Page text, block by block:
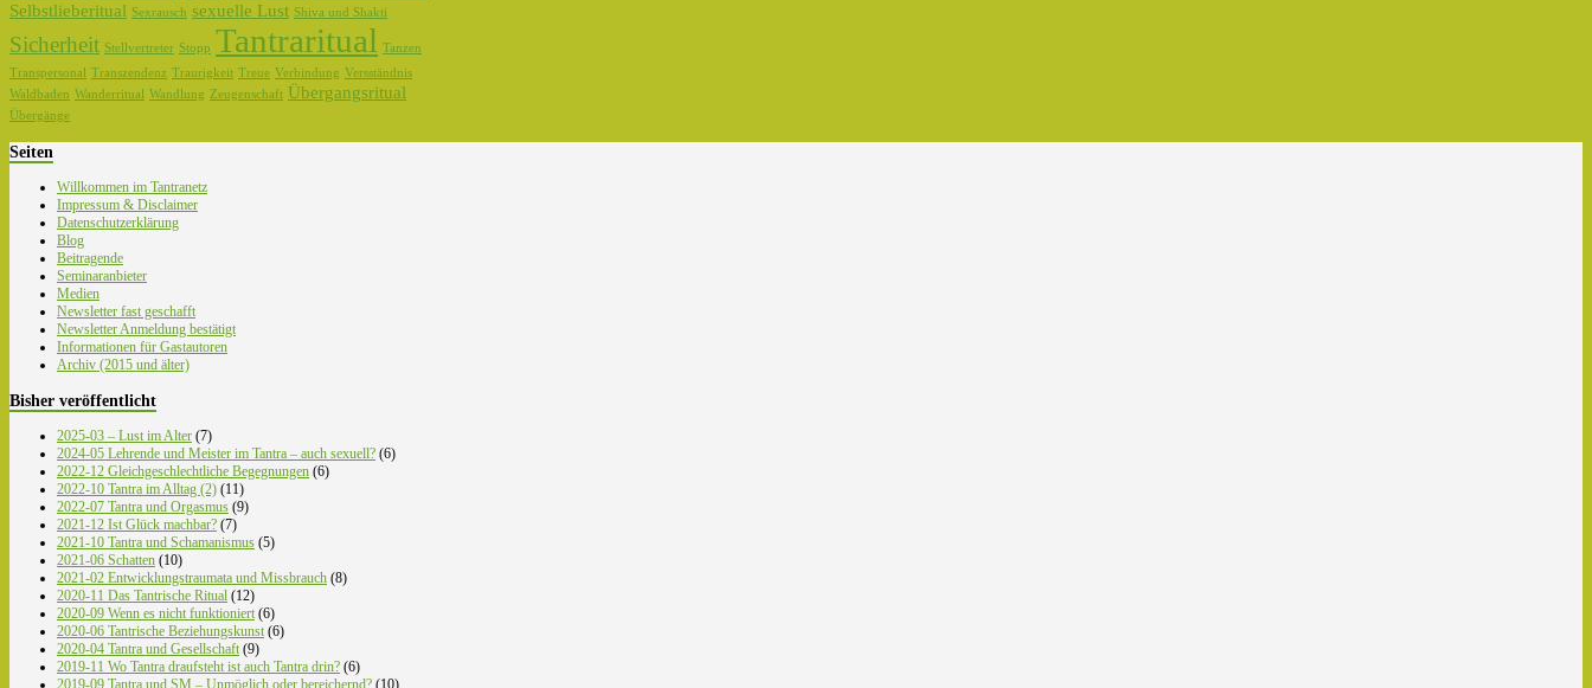
Selbstlieberitual Sexrausch sexuelle Lust Shiva und Shakti
Sicherheit Stellvertreter Stopp Tantraritual Tanzen
Transpersonal Transzendenz Traurigkeit Treue Verbindung Versständnis
Waldbaden Wanderritual Wandlung Zeugenschaft Übergangsritual
Übergänge
Seiten
Willkommen im Tantranetz
Impressum & Disclaimer
Datenschutzerklärung
Blog
Beitragende
Seminaranbieter
Medien
Newsletter fast geschafft
Newsletter Anmeldung bestätigt
Informationen für Gastautoren
Archiv (2015 und älter)
Bisher veröffentlicht
2025-03 – Lust im Alter (7)
2024-05 Lehrende und Meister im Tantra – auch sexuell? (6)
2022-12 Gleichgeschlechtliche Begegnungen (6)
2022-10 Tantra im Alltag (2) (11)
2022-07 Tantra und Orgasmus (9)
2021-12 Ist Glück machbar? (7)
2021-10 Tantra und Schamanismus (5)
2021-06 Schatten (10)
2021-02 Entwicklungstraumata und Missbrauch (8)
2020-11 Das Tantrische Ritual (12)
2020-09 Wenn es nicht funktioniert (6)
2020-06 Tantrische Beziehungskunst (6)
2020-04 Tantra und Gesellschaft (9)
2019-11 Wo Tantra draufsteht ist auch Tantra drin? (6)
2019-09 Tantra und SM – Unmöglich oder bereichernd? (10)